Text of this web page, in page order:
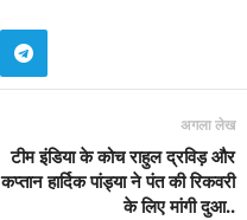
अगला लेख
टीम इंडिया के कोच राहुल द्रविड़ और
कप्तान हार्दिक पांड्या ने पंत की रिकवरी
के लिए मांगी दुआ..